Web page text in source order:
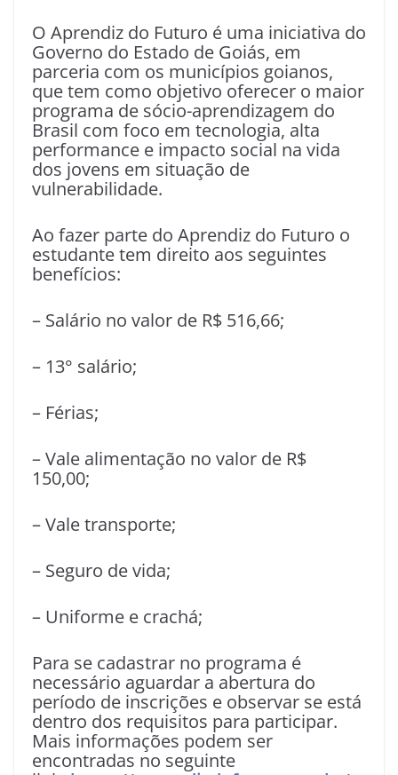
O Aprendiz do Futuro é uma iniciativa do
Governo do Estado de Goiás, em
parceria com os municípios goianos,
que tem como objetivo oferecer o maior
programa de sócio-aprendizagem do
Brasil com foco em tecnologia, alta
performance e impacto social na vida
dos jovens em situação de
vulnerabilidade.
Ao fazer parte do Aprendiz do Futuro o
estudante tem direito aos seguintes
benefícios:
– Salário no valor de R$ 516,66;
– 13° salário;
– Férias;
– Vale alimentação no valor de R$
150,00;
– Vale transporte;
– Seguro de vida;
– Uniforme e crachá;
Para se cadastrar no programa é
necessário aguardar a abertura do
período de inscrições e observar se está
dentro dos requisitos para participar.
Mais informações podem ser
encontradas no seguinte